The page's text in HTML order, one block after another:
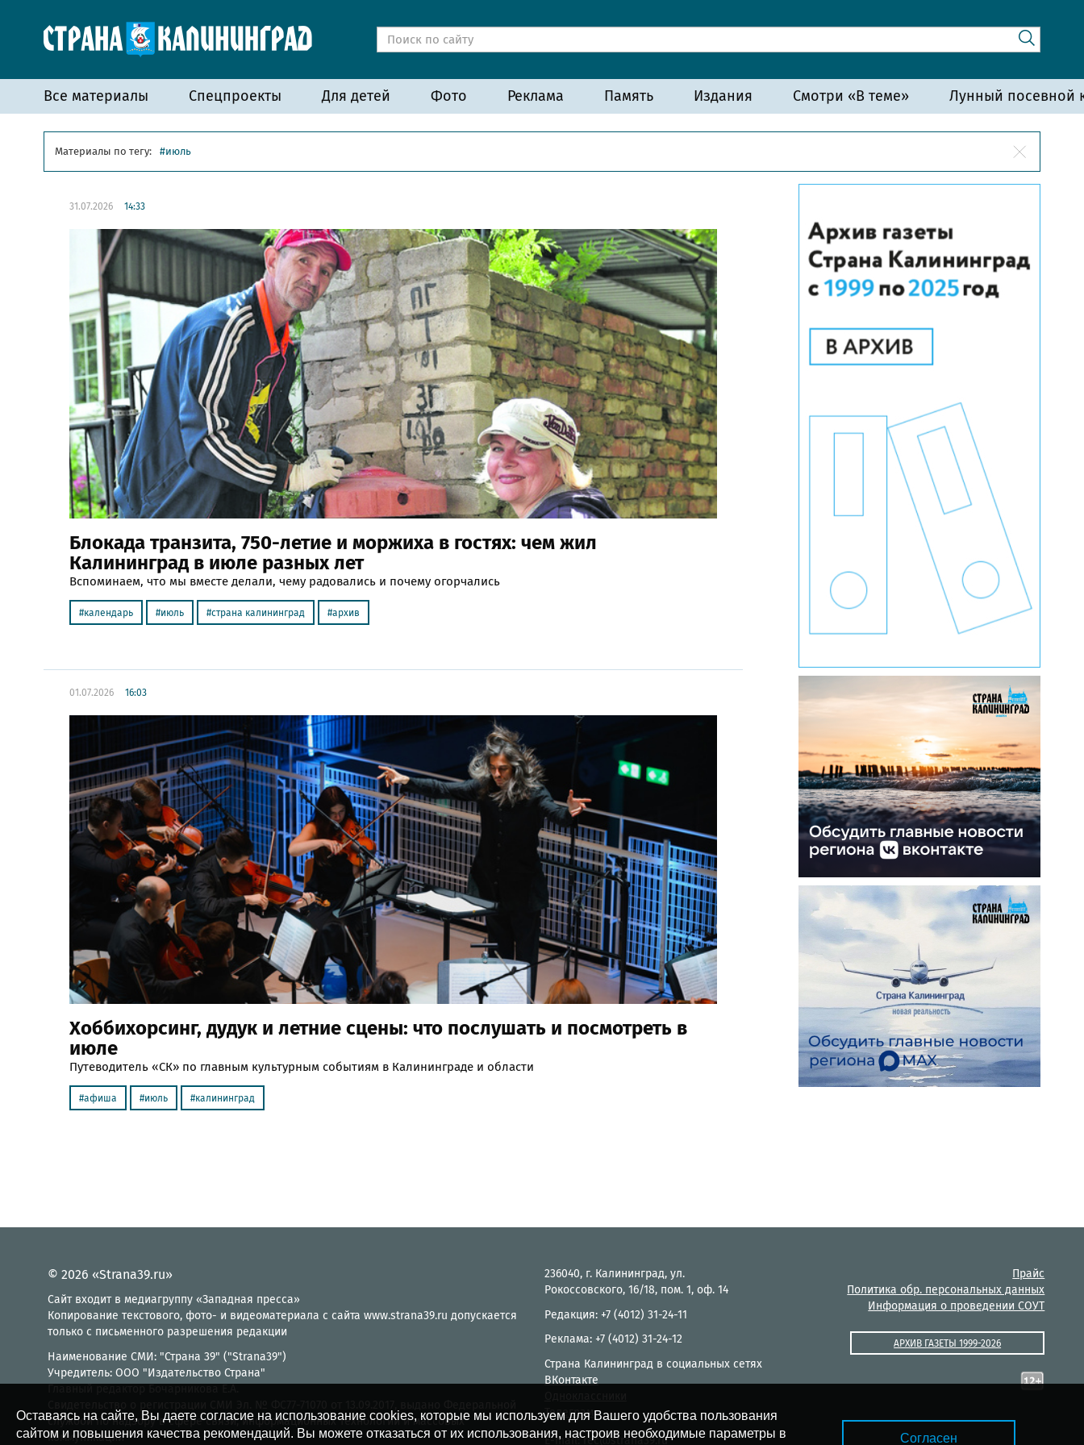
Все материалы Спецпроекты Для детей Фото Реклама Память Издания Смотри «В теме» Лунный посевной
Материалы по тегу: июль
31.07.2026 14:33
Блокада транзита, 750-летие и моржиха в гостях: чем жил
Калининград в июле разных лет
Вспоминаем, что мы вместе делали, чему радовались и почему огорчались
календарь июль страна калининград архив
01.07.2026 16:03
Хоббихорсинг, дудук и летние сцены: что послушать и посмотреть в
июле
Путеводитель «СК» по главным культурным событиям в Калининграде и области
афиша июль калининград
© 2026 «Strana39.ru»
Сайт входит в медиагруппу «Западная пресса»
Копирование текстового, фото- и видеоматериала с сайта www.strana39.ru допускается
только с письменного разрешения редакции
Наименование СМИ: "Страна 39" ("Strana39")
Учредитель: ООО "Издательство Страна"
службой по надзору в сфере связи, информационных технологий и массовых
коммуникаций
236040, г. Калининград, ул.
Рокоссовского, 16/18, пом. 1, оф. 14
Редакция: +7 (4012) 31-24-11
Реклама: +7 (4012) 31-24-12
Страна Калининград в социальных сетях
ВКонтакте
Телеграм
E-mail:rec@strana39.ru
Оставаясь на сайте, Вы даете согласие на использование cookies, которые мы используем для Вашего удобства пользования
сайтом и повышения качества рекомендаций. Вы можете отказаться от их использования, настроив необходимые параметры в
Согласен
Прайс
Политика обр. персональных данных
Информация о проведении СОУТ
АРХИВ ГАЗЕТЫ 1999-2026